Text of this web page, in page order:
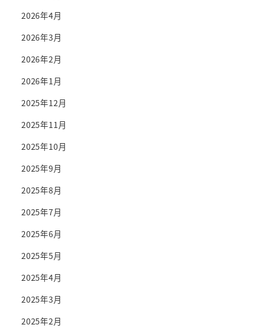
2026年4月
2026年3月
2026年2月
2026年1月
2025年12月
2025年11月
2025年10月
2025年9月
2025年8月
2025年7月
2025年6月
2025年5月
2025年4月
2025年3月
2025年2月